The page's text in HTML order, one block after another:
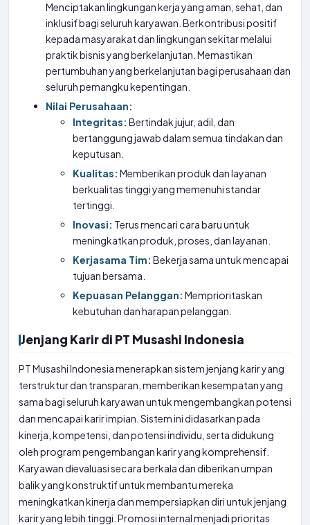
Menciptakan lingkungan kerja yang aman, sehat, dan
inklusif bagi seluruh karyawan. Berkontribusi positif
kepada masyarakat dan lingkungan sekitar melalui
praktik bisnis yang berkelanjutan. Memastikan
pertumbuhan yang berkelanjutan bagi perusahaan dan
seluruh pemangku kepentingan.
Nilai Perusahaan:
Integritas: Bertindak jujur, adil, dan
bertanggung jawab dalam semua tindakan dan
keputusan.
Kualitas: Memberikan produk dan layanan
berkualitas tinggi yang memenuhi standar
tertinggi.
Inovasi: Terus mencari cara baru untuk
meningkatkan produk, proses, dan layanan.
Kerjasama Tim: Bekerja sama untuk mencapai
tujuan bersama.
Kepuasan Pelanggan: Memprioritaskan
kebutuhan dan harapan pelanggan.
Jenjang Karir di PT Musashi Indonesia
PT Musashi Indonesia menerapkan sistem jenjang karir yang
terstruktur dan transparan, memberikan kesempatan yang
sama bagi seluruh karyawan untuk mengembangkan potensi
dan mencapai karir impian. Sistem ini didasarkan pada
kinerja, kompetensi, dan potensi individu, serta didukung
oleh program pengembangan karir yang komprehensif.
Karyawan dievaluasi secara berkala dan diberikan umpan
balik yang konstruktif untuk membantu mereka
meningkatkan kinerja dan mempersiapkan diri untuk jenjang
karir yang lebih tinggi. Promosi internal menjadi prioritas